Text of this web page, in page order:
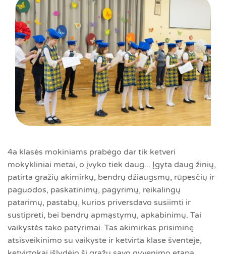
4a klasės mokiniams prabėgo dar tik ketveri
mokykliniai metai, o įvyko tiek daug... Įgyta daug žinių,
patirta gražių akimirkų, bendrų džiaugsmų, rūpesčių ir
paguodos, paskatinimų, pagyrimų, reikalingų
patarimų, pastabų, kurios priversdavo susiimti ir
sustiprėti, bei bendrų apmąstymų, apkabinimų. Tai
vaikystės tako patyrimai. Tas akimirkas prisiminę
atsisveikinimo su vaikyste ir ketvirta klase šventėje,